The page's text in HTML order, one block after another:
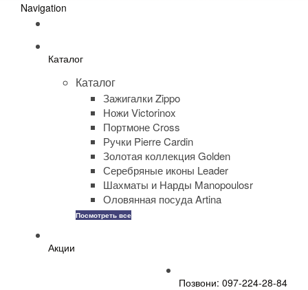
Navigation
Каталог
Каталог
Зажигалки Zippo
Ножи Victorinox
Портмоне Cross
Ручки Pierre Cardin
Золотая коллекция Golden
Серебряные иконы Leader
Шахматы и Нарды Manopoulosr
Оловянная посуда Artina
Посмотреть все
Акции
Позвони: 097-224-28-84